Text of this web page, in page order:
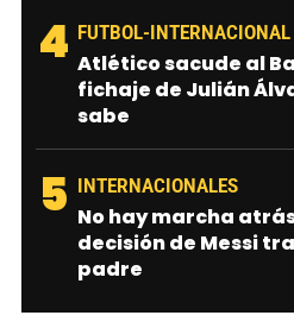
4 FUTBOL-INTERNACIONAL
Atlético sacude al
fichaje de Julián
sabe
5 INTERNACIONALES
No hay marcha
decisión de Messi
padre